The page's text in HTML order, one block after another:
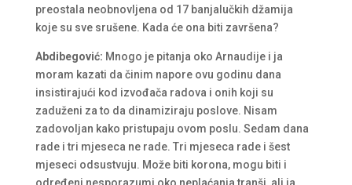
preostala neobnovljena od 17 banjalučkih džamija
koje su sve srušene. Kada će ona biti završena?
Abdibegović: Mnogo je pitanja oko Arnaudije i ja
moram kazati da činim napore ovu godinu dana
insistirajući kod izvođača radova i onih koji su
zaduženi za to da dinamiziraju poslove. Nisam
zadovoljan kako pristupaju ovom poslu. Sedam dana
rade i tri mjeseca ne rade. Tri mjeseca rade i šest
mjeseci odsustvuju. Može biti korona, mogu biti i